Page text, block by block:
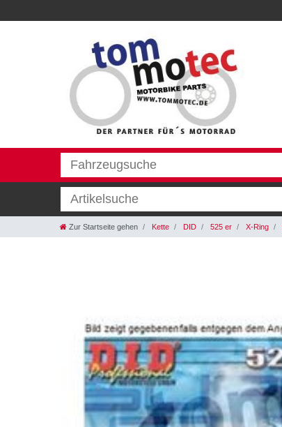
Zur Startseite gehen Kette DID 525 er X-Ring